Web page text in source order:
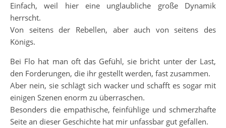
Einfach, weil hier eine unglaubliche große Dynamik
herrscht.
Von seitens der Rebellen, aber auch von seitens des
Königs.
Bei Flo hat man oft das Gefühl, sie bricht unter der Last,
den Forderungen, die ihr gestellt werden, fast zusammen.
Aber nein, sie schlägt sich wacker und schafft es sogar mit
einigen Szenen enorm zu überraschen.
Besonders die empathische, feinfühlige und schmerzhafte
Seite an dieser Geschichte hat mir unfassbar gut gefallen.